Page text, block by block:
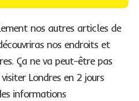
nos autres articles de
nos endroits et
Ça ne va peut-être pas
Londres en 2 jours
informations